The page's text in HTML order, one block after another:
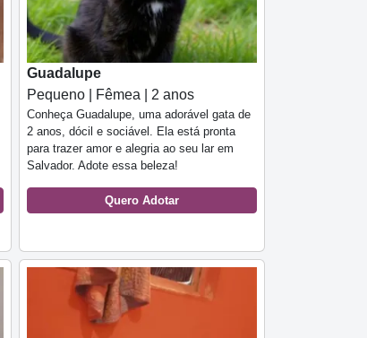
Guadalupe
Pequeno | Fêmea | 2 anos
Conheça Guadalupe, uma adorável gata de
2 anos, dócil e sociável. Ela está pronta
para trazer amor e alegria ao seu lar em
Salvador. Adote essa beleza!
Quero Adotar